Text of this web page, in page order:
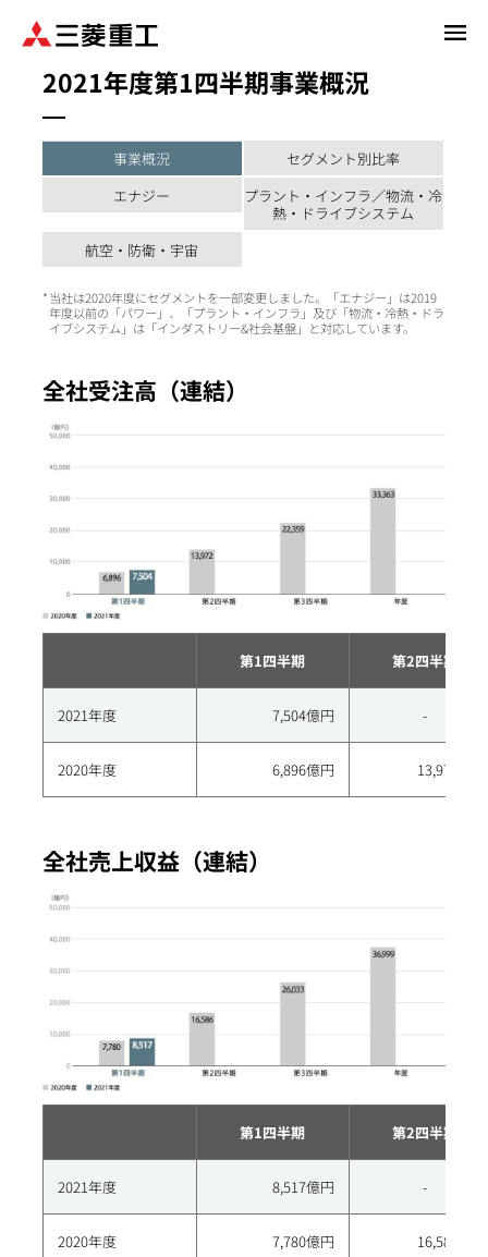
2021年度第1四半期事業概況
事業概況
セグメント別比率
エナジー
プラント・インフラ／物流・冷
熱・ドライブシステム
航空・防衛・宇宙
当社は2020年度にセグメントを一部変更しました。「エナジー」は2019
年度以前の「パワー」、「プラント・インフラ」及び「物流・冷熱・ドラ
イブシステム」は「インダストリー&社会基盤」と対応しています。
全社受注高（連結）
第1四半期 第2四半期
2021年度 7,504億円 -
2020年度 6,896億円 13,972億円
全社売上収益（連結）
第1四半期 第2四半期
2021年度 8,517億円 -
2020年度 7,780億円 16,586億円